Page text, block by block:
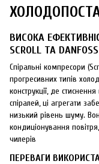
ВИСОКА
SCROLL ТА DANFOSS
Спіральні компресори
прогресивних типів
конструкції, де
спіралей, ці агрегати
низький рівень шуму.
кондиціонування
чилерів
ПЕРЕВАГИ